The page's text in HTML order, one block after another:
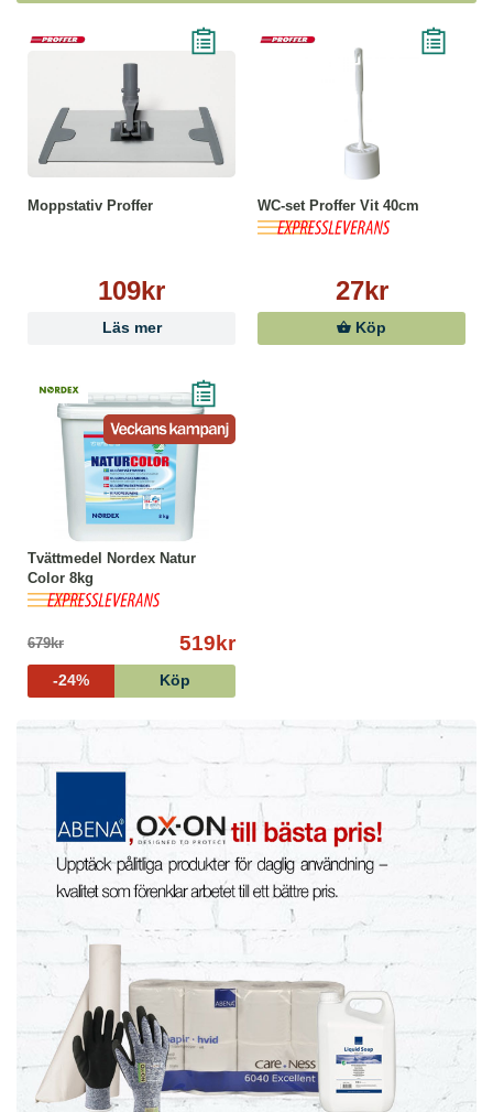
Moppstativ Proffer
109kr
Läs mer
WC-set Proffer Vit 40cm
27kr
Köp
Tvättmedel Nordex Natur
Color 8kg
679kr 519kr
-24% Köp